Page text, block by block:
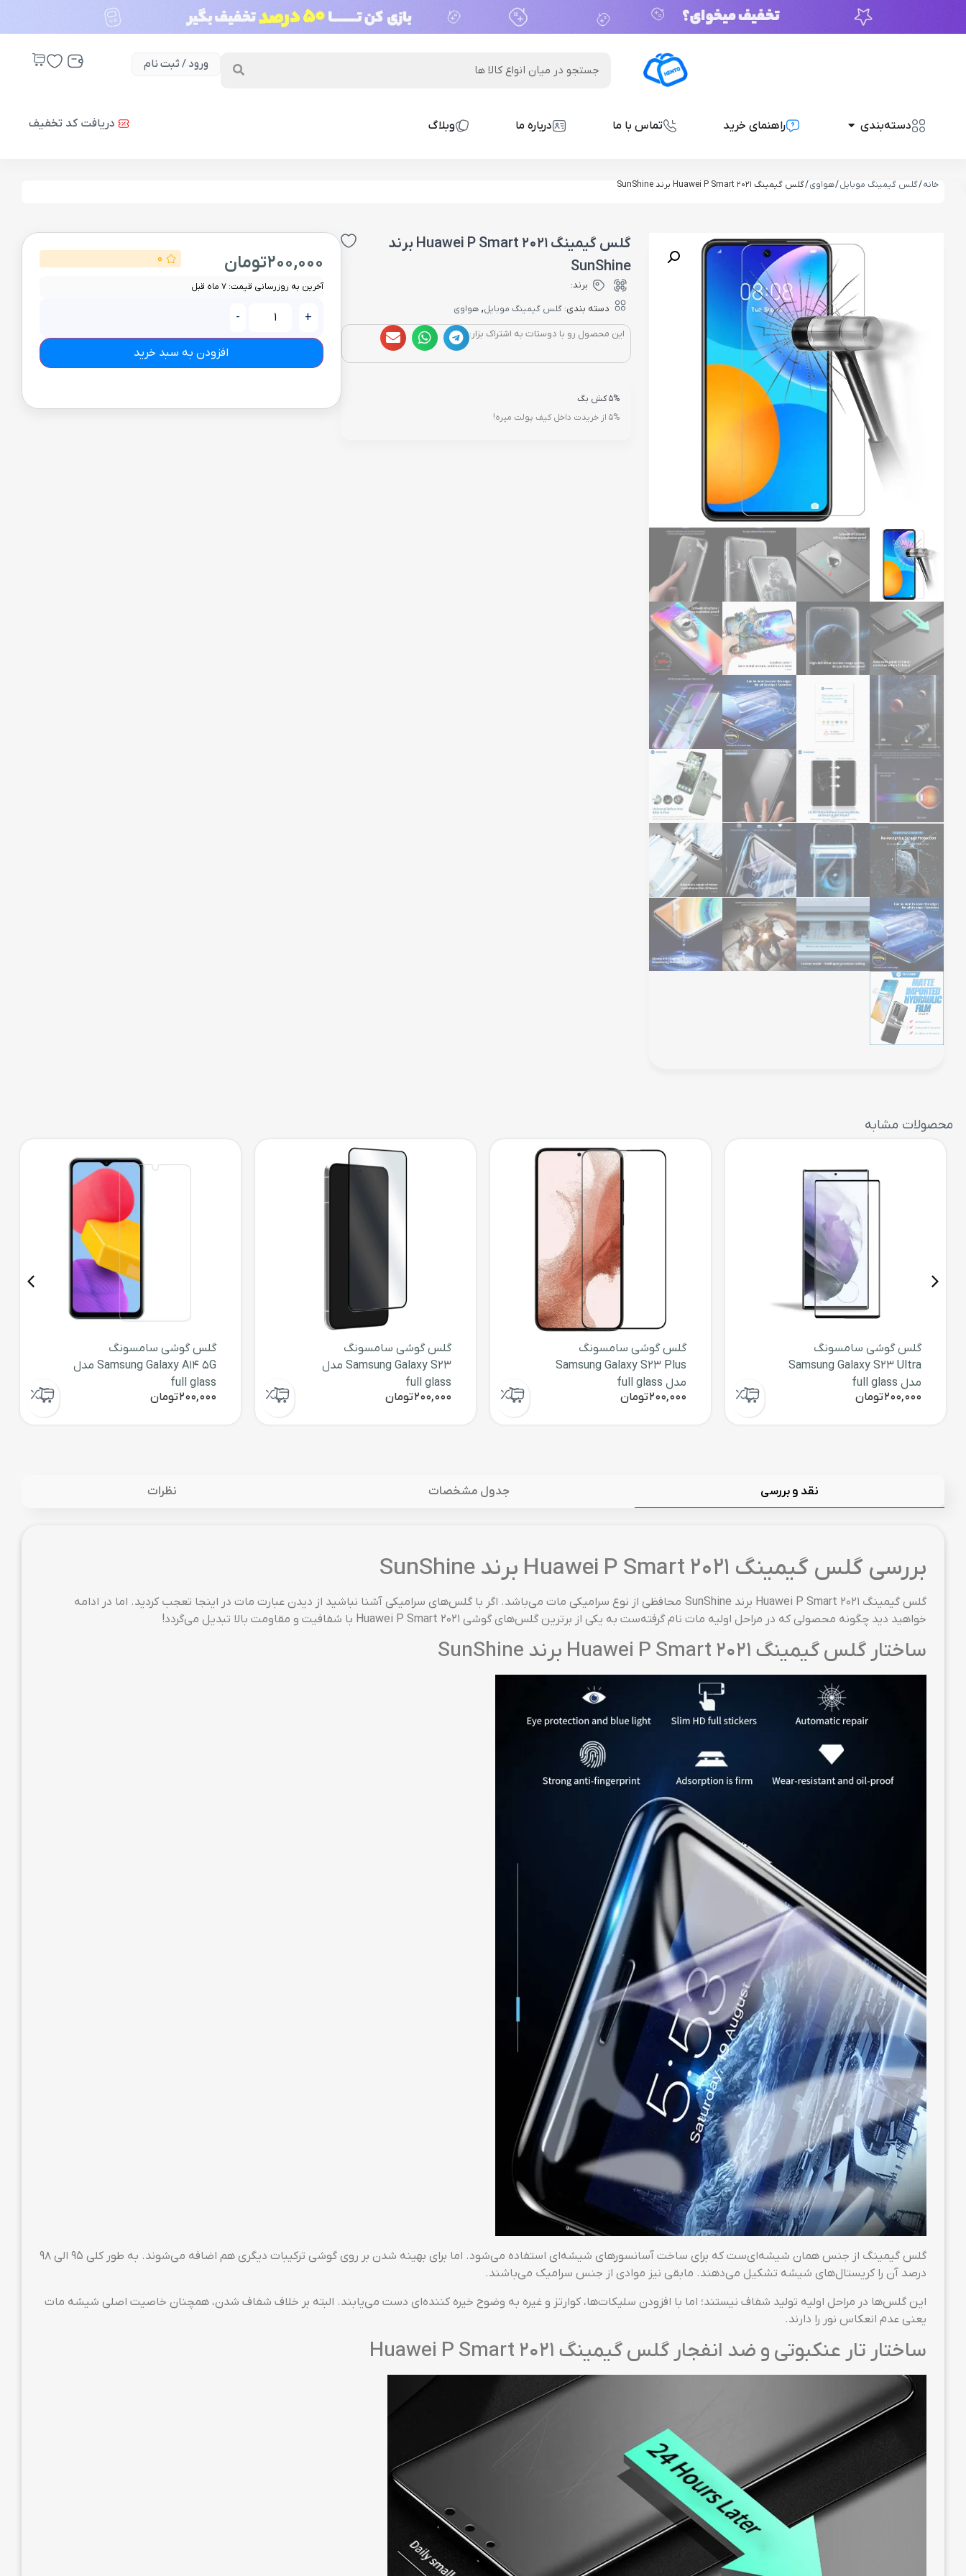
ورود / ثبت نام
دسته‌بندی راهنمای خرید تماس با ما درباره ما وبلاگ دریافت کد تخفیف
خانه/گلس گیمینگ موبایل/هواوی/ گلس گیمینگ Huawei P Smart 2021 برند SunShine
200,000تومان 0
آخرین به روزرسانی قیمت: 7 ماه قبل
+
-
افزودن به سبد خرید
گلس گیمینگ Huawei P Smart 2021 برند
SunShine
برند:
دسته بندی:گلس گیمینگ موبایل, هواوی
این محصول رو با دوستات به اشتراک بزار:
5% کش بگ
5% از خریدت داخل کیف پولت میره!
محصولات مشابه
گلس گوشی سامسونگ
Samsung Galaxy S23 Ultra
مدل full glass
200,000تومان
گلس گوشی سامسونگ
Samsung Galaxy S23 Plus
مدل full glass
200,000تومان
گلس گوشی سامسونگ
Samsung Galaxy S23 مدل
full glass
200,000تومان
گلس گوشی سامسونگ
Samsung Galaxy A14 5G مدل
full glass
200,000تومان
نقد و بررسی جدول مشخصات نظرات
بررسی گلس گیمینگ Huawei P Smart 2021 برند SunShine
گلس گیمینگ Huawei P Smart 2021 برند SunShine محافظی از نوع سرامیکی مات می‌باشد. اگر با گلس‌های سرامیکی آشنا نباشید از دیدن عبارت مات در اینجا تعجب کردید. اما در ادامه
خواهید دید چگونه محصولی که در مراحل اولیه مات نام گرفته‌ست به یکی از برترین گلس‌های گوشی Huawei P Smart 2021 با شفافیت و مقاومت بالا تبدیل می‌گردد!
ساختار گلس گیمینگ Huawei P Smart 2021 برند SunShine
گلس گیمینگ از جنس همان شیشه‌ای‌ست که برای ساخت آسانسورهای شیشه‌ای استفاده می‌شود. اما برای بهینه شدن بر روی گوشی ترکیبات دیگری هم اضافه می‌شوند. به طور کلی ۹۵ الی ۹۸
درصد آن را کریستال‌های شیشه تشکیل می‌دهند. مابقی نیز موادی از جنس سرامیک می‌باشند.
این گلس‌ها در مراحل اولیه تولید شفاف نیستند؛ اما با افزودن سلیکات‌ها، کوارتز و غیره به وضوح خیره کننده‌ای دست می‌یابند. البته بر خلاف شفاف شدن، همچنان خاصیت اصلی شیشه مات
یعنی عدم انعکاس نور را دارند.
ساختار تار عنکبوتی و ضد انفجار گلس گیمینگ Huawei P Smart 2021